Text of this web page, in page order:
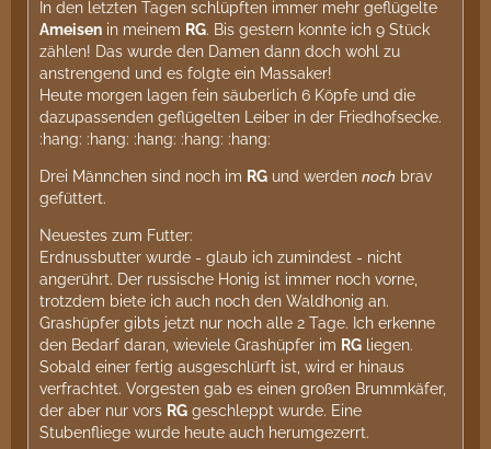
In den letzten Tagen schlüpften immer mehr geflügelte
Ameisen in meinem RG. Bis gestern konnte ich 9 Stück
zählen! Das wurde den Damen dann doch wohl zu
anstrengend und es folgte ein Massaker!
Heute morgen lagen fein säuberlich 6 Köpfe und die
dazupassenden geflügelten Leiber in der Friedhofsecke.
:hang: :hang: :hang: :hang: :hang:
Drei Männchen sind noch im RG und werden noch brav
gefüttert.
Neuestes zum Futter:
Erdnussbutter wurde - glaub ich zumindest - nicht
angerührt. Der russische Honig ist immer noch vorne,
trotzdem biete ich auch noch den Waldhonig an.
Grashüpfer gibts jetzt nur noch alle 2 Tage. Ich erkenne
den Bedarf daran, wieviele Grashüpfer im RG liegen.
Sobald einer fertig ausgeschlürft ist, wird er hinaus
verfrachtet. Vorgesten gab es einen großen Brummkäfer,
der aber nur vors RG geschleppt wurde. Eine
Stubenfliege wurde heute auch herumgezerrt.